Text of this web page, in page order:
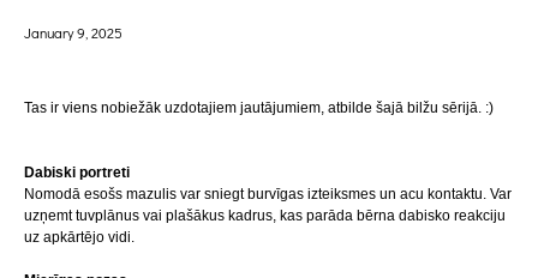
January 9, 2025
Tas ir viens nobiežāk uzdotajiem jautājumiem, atbilde šajā bilžu sērijā. :)
Dabiski portreti
Nomodā esošs mazulis var sniegt burvīgas izteiksmes un acu kontaktu. Var
uzņemt tuvplānus vai plašākus kadrus, kas parāda bērna dabisko reakciju
uz apkārtējo vidi.